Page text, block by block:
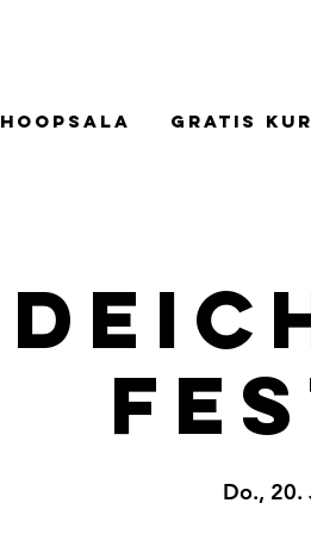
Hoopsala Gratis
Do., 20.